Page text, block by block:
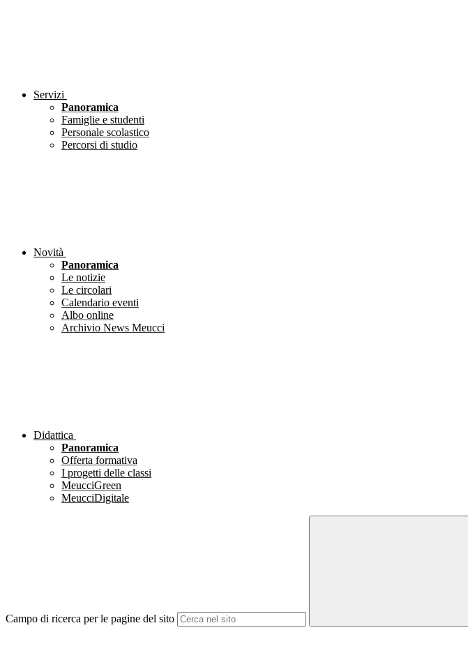
Servizi
Panoramica
Famiglie e studenti
Personale scolastico
Percorsi di studio
Novità
Panoramica
Le notizie
Le circolari
Calendario eventi
Albo online
Archivio News Meucci
Didattica
Panoramica
Offerta formativa
I progetti delle classi
MeucciGreen
MeucciDigitale
Campo di ricerca per le pagine del sito